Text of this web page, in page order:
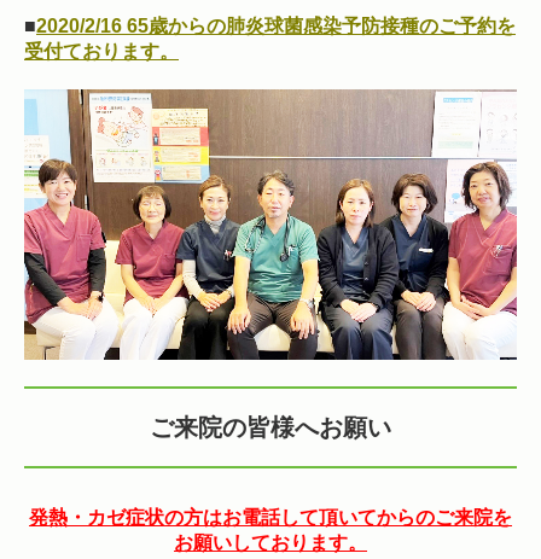
■2020/2/16 65歳からの肺炎球菌感染予防接種のご予約を
受付ております。
ご来院の皆様へお願い
発熱・カゼ症状の方はお電話して頂いてからのご来院を
お願いしております。